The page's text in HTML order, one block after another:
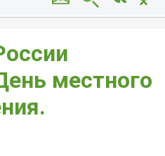
местного